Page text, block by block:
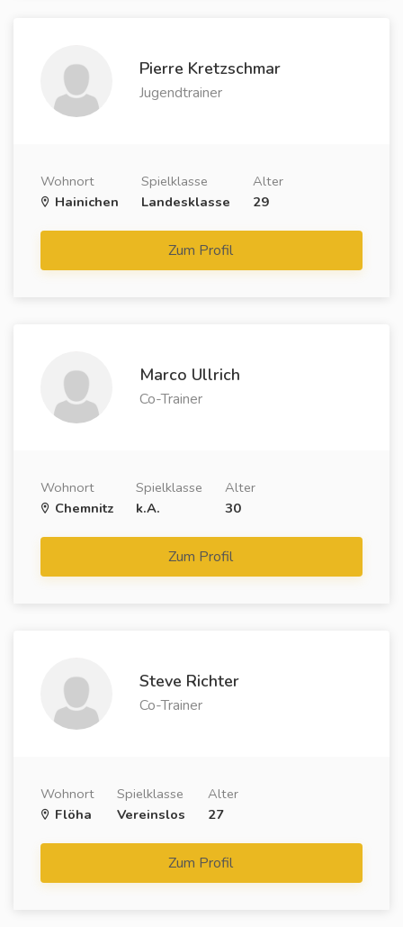
Pierre Kretzschmar
Jugendtrainer
Wohnort
Hainichen
Spielklasse
Landesklasse
Alter
29
Zum Profil
Marco Ullrich
Co-Trainer
Wohnort
Chemnitz
Spielklasse
k.A.
Alter
30
Zum Profil
Steve Richter
Co-Trainer
Wohnort
Flöha
Spielklasse
Vereinslos
Alter
27
Zum Profil